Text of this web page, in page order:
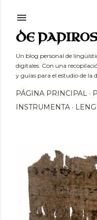
DE
Un blog personal de
digitales. Con una
y guías para el estudio de la
PÁGINA PRINCIPAL
INSTRUMENTA
t